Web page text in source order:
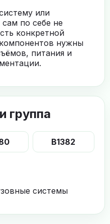
или
по себе не
конкретной
нужны
питания и
группа
B1382
системы